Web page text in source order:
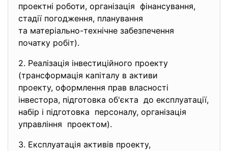
проектні роботи, організація фінансування,
стадії погодження, планування
та матеріально-технічне забезпечення
початку робіт).
2. Реалізація інвестиційного проекту
(трансформація капіталу в активи
проекту, оформлення прав власності
інвестора, підготовка об'єкта до експлуатації,
набір і підготовка персоналу, організація
управління проектом).
3. Експлуатація активів проекту,